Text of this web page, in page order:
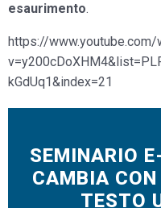
esaurimento.
https://www.youtube.com/
kGdUq1&index=21
SEMINARIO
CAMBIA
TESTO